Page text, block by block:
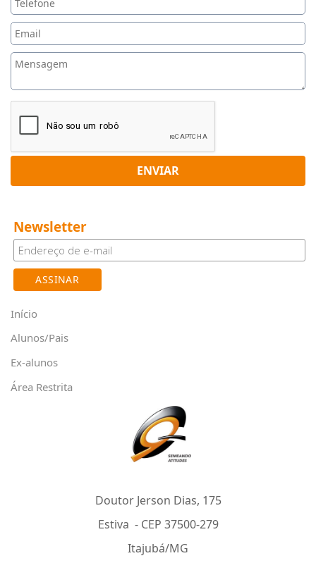
ENVIAR
Newsletter
Início
Alunos/Pais
Ex-alunos
Área Restrita
Doutor Jerson Dias, 175
Estiva - CEP 37500-279
Itajubá/MG